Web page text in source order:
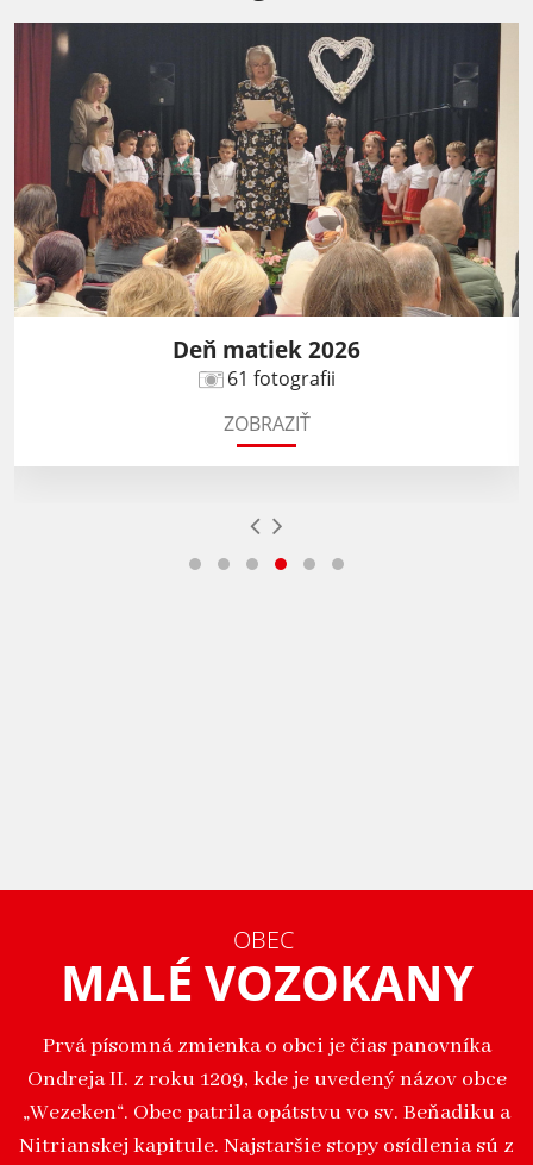
Deň matiek 2026
61 fotografii
ZOBRAZIŤ
OBEC
MALÉ VOZOKANY
Prvá písomná zmienka o obci je čias panovníka
Ondreja II. z roku 1209, kde je uvedený názov obce
„Wezeken“. Obec patrila opátstvu vo sv. Beňadiku a
Nitrianskej kapitule. Najstaršie stopy osídlenia sú z